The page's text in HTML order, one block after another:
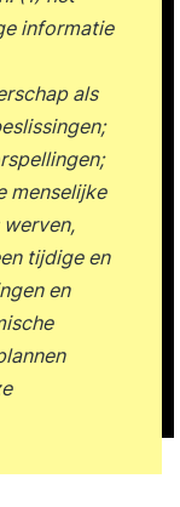
praktijk AI-
AI en
en AI Act
van AI
rollen
en
van
en
valkuilen bij
huis met
opdrachten
informatie
als
menselijke
tijdige en
en